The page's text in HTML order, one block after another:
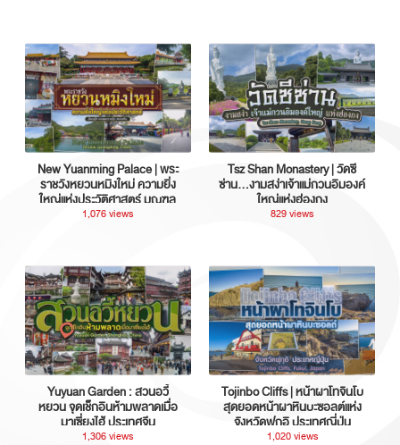
New Yuanming Palace | พระ
ราชวังหยวนหมิงใหม่ ความยิ่ง
ใหญ่แห่งประวัติศาสตร์ มณฑล
กวางตุ้ง ประเทศจีน
1,076 views
Tsz Shan Monastery | วัดซี
ซ่าน…งามสง่าเจ้าแม่กวนอิมองค์
ใหญ่แห่งฮ่องกง
829 views
Yuyuan Garden : สวนอวี้
หยวน จุดเช็กอินห้ามพลาดเมื่อ
มาเซี่ยงไฮ้ ประเทศจีน
1,306 views
Tojinbo Cliffs | หน้าผาโทจินโบ
สุดยอดหน้าผาหินบะซอลต์แห่ง
จังหวัดฟุกุอิ ประเทศญี่ปุ่น
1,020 views